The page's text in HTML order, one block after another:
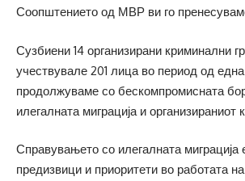
Соопштението од МВР ви го
Сузбиени 14 организирани криминални
учествувале 201 лица во период од една
продолжуваме со бескомпромисната
илегалната миграција и организираниот
Справувањето со илегалната миграција
предизвици и приоритети во работата